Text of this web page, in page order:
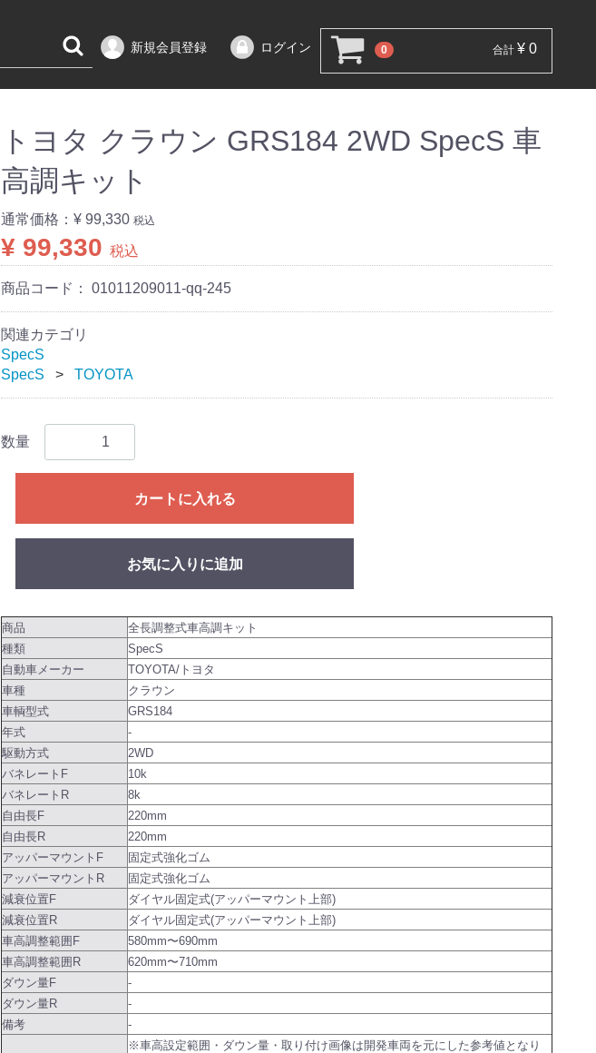
0 合計 ¥ 0
新規会員登録 ログイン
トヨタ クラウン GRS184 2WD SpecS 車
高調キット
通常価格： ¥ 99,330 税込
¥ 99,330 税込
商品コード： 01011209011-qq-245
関連カテゴリ
SpecS
SpecS
TOYOTA
数量
カートに入れる
お気に入りに追加
商品
全長調整式車高調キット
種類
SpecS
自動車メーカー
TOYOTA/トヨタ
車種
クラウン
車輌型式
GRS184
年式
-
駆動方式
2WD
バネレートF
10k
バネレートR
8k
自由長F
220mm
自由長R
220mm
アッパーマウントF
固定式強化ゴム
アッパーマウントR
固定式強化ゴム
減衰位置F
ダイヤル固定式(アッパーマウント上部)
減衰位置R
ダイヤル固定式(アッパーマウント上部)
車高調整範囲F
580mm〜690mm
車高調整範囲R
620mm〜710mm
ダウン量F
-
ダウン量R
-
備考
-
※車高設定範囲・ダウン量・取り付け画像は開発車両を元にした参考値となり